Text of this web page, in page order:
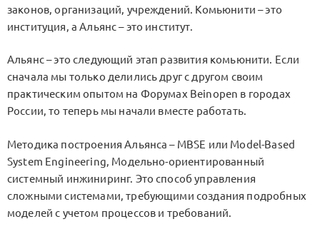
законов, организаций, учреждений. Комьюнити – это
институция, а Альянс – это институт.
Альянс – это следующий этап развития комьюнити. Если
сначала мы только делились друг с другом своим
практическим опытом на Форумах Beinopen в городах
России, то теперь мы начали вместе работать.
Методика построения Альянса – MBSE или Model-Based
System Engineering, Модельно-ориентированный
системный инжиниринг. Это способ управления
сложными системами, требующими создания подробных
моделей с учетом процессов и требований.